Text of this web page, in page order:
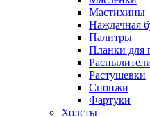
Мастихины
Наждачная
Палитры
Планки для
Растушевки
Спонжи
Фартуки
Холсты